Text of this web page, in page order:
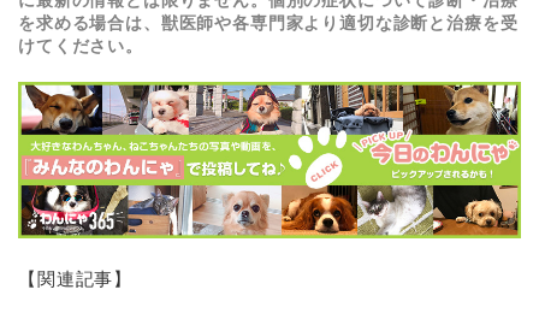
を求める場合は、獣医師や各専門家より適切な診断と治療を受
けてください。
【関連記事】